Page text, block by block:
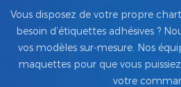
Vous disposez de votre propre
besoin d’étiquettes adhésives ?
vos modèles sur-mesure. Nos
maquettes pour que vous
votre